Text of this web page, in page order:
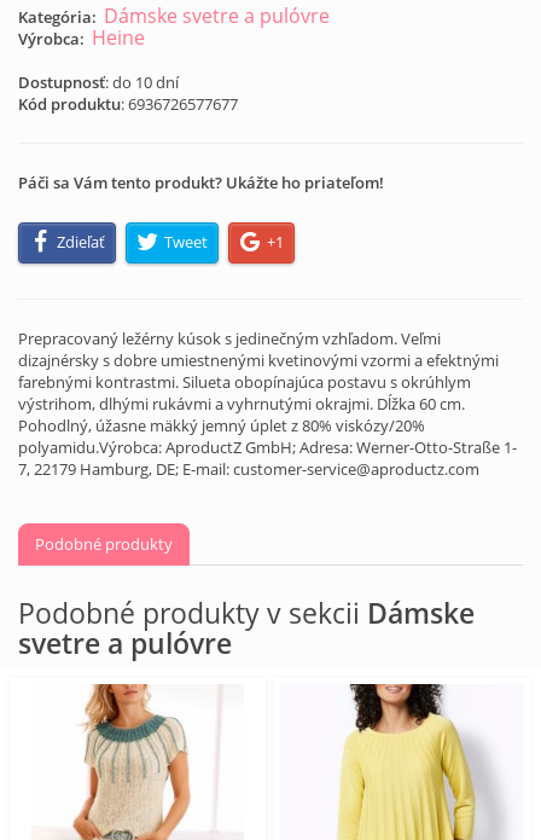
Kategória: Dámske svetre a pulóvre
Výrobca: Heine
Dostupnosť: do 10 dní
Kód produktu:6936726577677
Páči sa Vám tento produkt? Ukážte ho priateľom!
Zdieľať Tweet +1
Prepracovaný ležérny kúsok s jedinečným vzhľadom. Veľmi
dizajnérsky s dobre umiestnenými kvetinovými vzormi a efektnými
farebnými kontrastmi. Silueta obopínajúca postavu s okrúhlym
výstrihom, dlhými rukávmi a vyhrnutými okrajmi. Dĺžka 60 cm.
Pohodlný, úžasne mäkký jemný úplet z 80% viskózy/20%
polyamidu.Výrobca: AproductZ GmbH; Adresa: Werner-Otto-Straße 1-
7, 22179 Hamburg, DE; E-mail: customer-service@aproductz.com
Podobné produkty
Podobné produkty v sekcii Dámske
svetre a pulóvre